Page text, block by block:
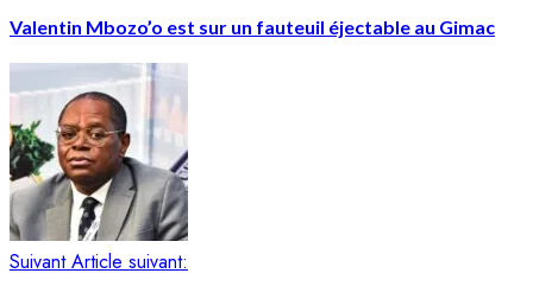
Valentin Mbozo’o est sur un fauteuil éjectable au Gimac
Suivant Article suivant: